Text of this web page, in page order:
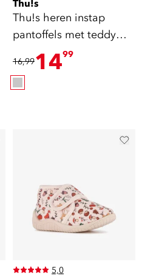
Thu!s
Thu!s heren instap
pantoffels met teddy
voering grijs
16,991499
5,0